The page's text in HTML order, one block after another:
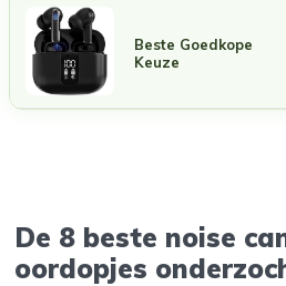
Beste Goedkope
Keuze
De 8 beste noise
oordopjes